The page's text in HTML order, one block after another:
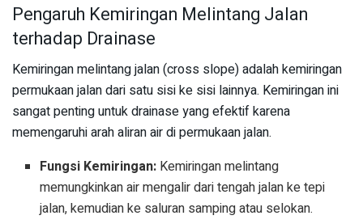
Pengaruh Kemiringan Melintang Jalan
terhadap Drainase
Kemiringan melintang jalan (cross slope) adalah kemiringan
permukaan jalan dari satu sisi ke sisi lainnya. Kemiringan ini
sangat penting untuk drainase yang efektif karena
memengaruhi arah aliran air di permukaan jalan.
Fungsi Kemiringan: Kemiringan melintang
memungkinkan air mengalir dari tengah jalan ke tepi
jalan, kemudian ke saluran samping atau selokan.